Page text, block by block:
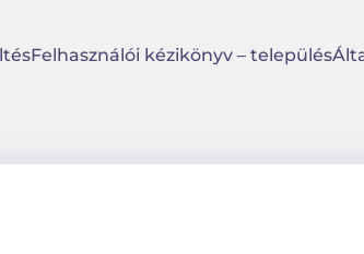
Felhasználói kézikönyv – település